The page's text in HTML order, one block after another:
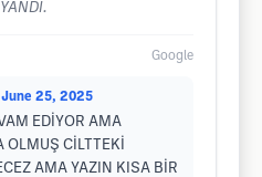
Google
June 25, 2025
EDİYOR AMA
OLMUŞ CİLTTEKİ
AMA YAZIN KISA BİR